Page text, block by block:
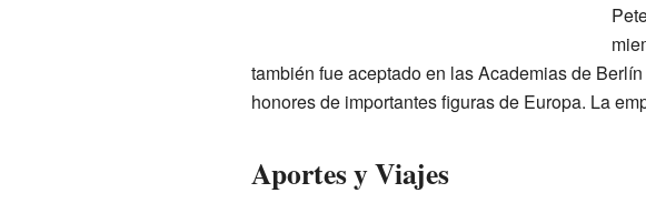
también fue aceptado en las Academias de
honores de importantes figuras de Europa. La
Aportes y Viajes